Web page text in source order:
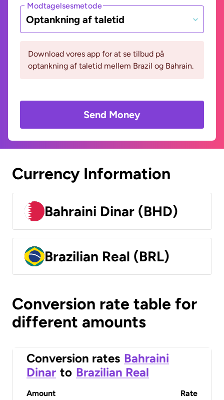
Modtagelsesmetode
Optankning af taletid
Download vores app for at se tilbud på
optankning af taletid mellem Brazil og Bahrain.
Send Money
Currency Information
Bahraini Dinar (BHD)
Brazilian Real (BRL)
Conversion rate table for
different amounts
Conversion rates Bahraini
Dinar to Brazilian Real
Amount Rate